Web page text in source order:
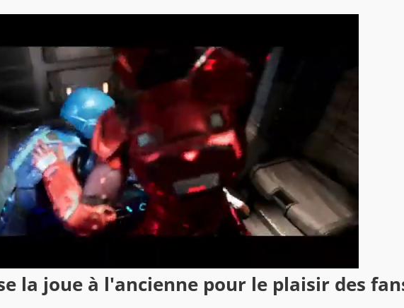
la joue à l'ancienne pour le plaisir des